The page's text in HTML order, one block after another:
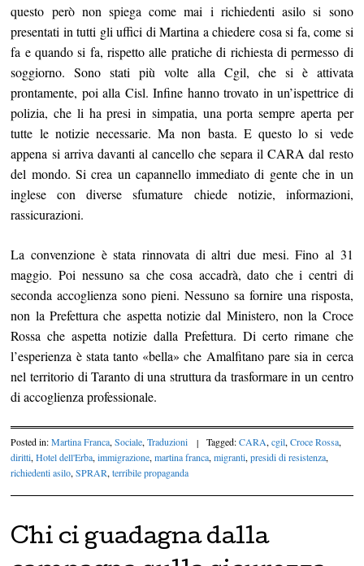
questo però non spiega come mai i richiedenti asilo si sono
presentati in tutti gli uffici di Martina a chiedere cosa si fa, come si
fa e quando si fa, rispetto alle pratiche di richiesta di permesso di
soggiorno. Sono stati più volte alla Cgil, che si è attivata
prontamente, poi alla Cisl. Infine hanno trovato in un’ispettrice di
polizia, che li ha presi in simpatia, una porta sempre aperta per
tutte le notizie necessarie. Ma non basta. E questo lo si vede
appena si arriva davanti al cancello che separa il CARA dal resto
del mondo. Si crea un capannello immediato di gente che in un
inglese con diverse sfumature chiede notizie, informazioni,
rassicurazioni.
La convenzione è stata rinnovata di altri due mesi. Fino al 31
maggio. Poi nessuno sa che cosa accadrà, dato che i centri di
seconda accoglienza sono pieni. Nessuno sa fornire una risposta,
non la Prefettura che aspetta notizie dal Ministero, non la Croce
Rossa che aspetta notizie dalla Prefettura. Di certo rimane che
l’esperienza è stata tanto «bella» che Amalfitano pare sia in cerca
nel territorio di Taranto di una struttura da trasformare in un centro
di accoglienza professionale.
Posted in:Martina Franca,Sociale,Traduzioni | Tagged:CARA,cgil,Croce Rossa,
diritti,Hotel dell'Erba,immigrazione,martina franca,migranti,presidi di resistenza,
richiedenti asilo,SPRAR,terribile propaganda
Chi ci guadagna dalla